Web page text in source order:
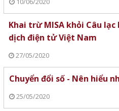
Khai trừ MISA khỏi Câu lạc
dịch điện tử Việt Nam
27/05/2020
Chuyển đổi số - Nên hiểu
25/05/2020